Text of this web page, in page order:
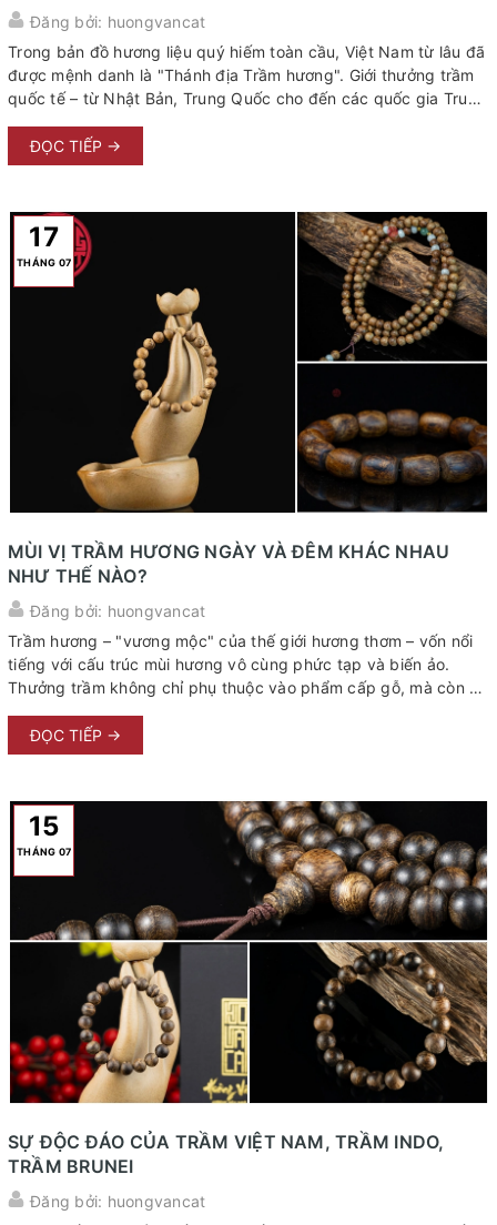
Đăng bởi: huongvancat
Trong bản đồ hương liệu quý hiếm toàn cầu, Việt Nam từ lâu đã
được mệnh danh là "Thánh địa Trầm hương". Giới thưởng trầm
quốc tế – từ Nhật Bản, Trung Quốc cho đến các quốc gia Trung
hai cái tên huyền thoại: Trầm Nha Trang và Trầm Quảng Nam.
Không chỉ dừng lại ở phẩm cấp thượng thừa, hai vùng đất này
tượng của sự thanh cao, tâm linh và đẳng cấp sống vương giả.
1. Hành...
ĐỌC TIẾP →
17
THÁNG 07
MÙI VỊ TRẦM HƯƠNG NGÀY VÀ ĐÊM KHÁC NHAU
NHƯ THẾ NÀO?
Đăng bởi: huongvancat
Trầm hương – "vương mộc" của thế giới hương thơm – vốn nổi
tiếng với cấu trúc mùi hương vô cùng phức tạp và biến ảo.
Thưởng trầm không chỉ phụ thuộc vào phẩm cấp gỗ, mà còn bị
chi phối mạnh mẽ bởi môi trường, nhiệt độ, độ ẩm và đặc biệt là
nhịp sinh học của chính cơ thể con người. Chính vì vậy, hương
vị Trầm hương khi đốt vào ban ngày và ban đêm có sự khác
lập. 1. Mùi Vị Trầm Hương Vào Ban Ngày: Khơi Nguồn Sinh Khí
Vào ban ...
ĐỌC TIẾP →
15
THÁNG 07
SỰ ĐỘC ĐÁO CỦA TRẦM VIỆT NAM, TRẦM INDO,
TRẦM BRUNEI
Đăng bởi: huongvancat